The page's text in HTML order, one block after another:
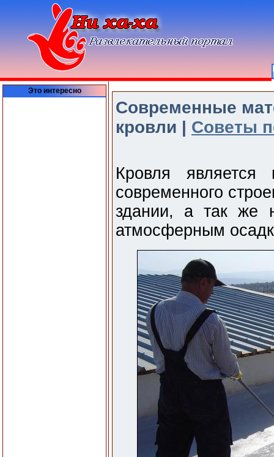
Это интересно
Современные
кровли | Советы
Кровля является
современного
здании, а так же
атмосферным